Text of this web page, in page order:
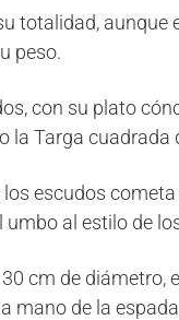
totalidad,
peso.
con su plato
Targa cuadrada
escudos
al estilo de
cm de
mano de la